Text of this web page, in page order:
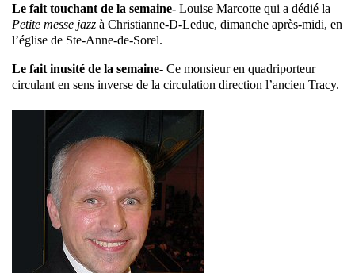
Le fait touchant de la semaine- Louise Marcotte qui a dédié la
Petite messe jazz à Christianne-D-Leduc, dimanche après-midi, en
l’église de Ste-Anne-de-Sorel.
Le fait inusité de la semaine- Ce monsieur en quadriporteur
circulant en sens inverse de la circulation direction l’ancien Tracy.